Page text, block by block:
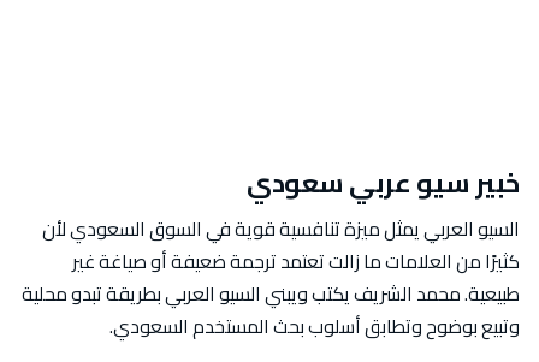
خبير سيو عربي سعودي
السيو العربي يمثل ميزة تنافسية قوية في السوق السعودي لأن
كثيرًا من العلامات ما زالت تعتمد ترجمة ضعيفة أو صياغة غير
طبيعية. محمد الشريف يكتب ويبني السيو العربي بطريقة تبدو محلية
وتبيع بوضوح وتطابق أسلوب بحث المستخدم السعودي.